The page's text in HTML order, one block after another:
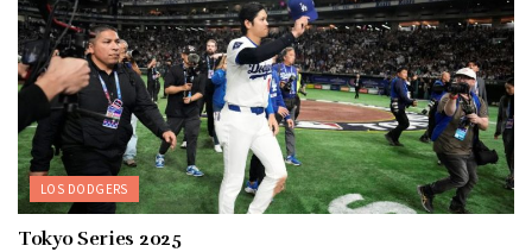
LOS DODGERS
Tokyo Series 2025